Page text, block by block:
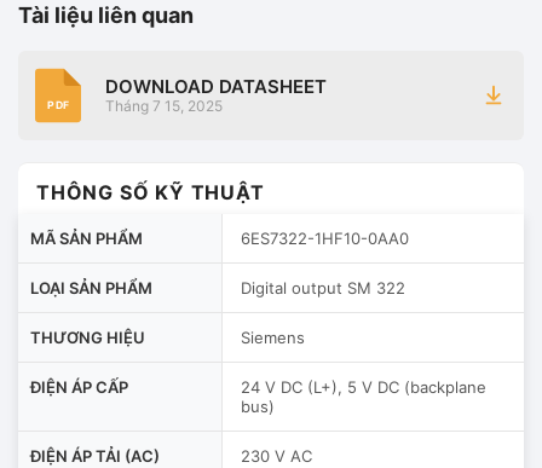
Tài liệu liên quan
PDF
DOWNLOAD DATASHEET
Tháng 7 15, 2025
THÔNG SỐ KỸ THUẬT
MÃ SẢN PHẨM 6ES7322-1HF10-0AA0
LOẠI SẢN PHẨM Digital output SM 322
THƯƠNG HIỆU Siemens
ĐIỆN ÁP CẤP
24 V DC (L+), 5 V DC (backplane
bus)
ĐIỆN ÁP TẢI (AC) 230 V AC